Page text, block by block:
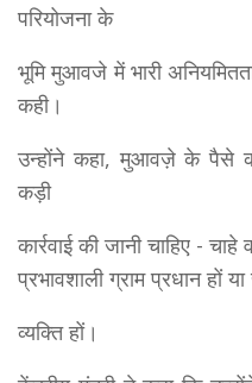
परियोजना के
भूमि मुआवजे में भारी
कही।
उन्होंने कहा, मुआवज़े के पैसे
कड़ी
कार्रवाई की जानी चाहिए -
प्रभावशाली ग्राम प्रधान हों
व्यक्ति हों।